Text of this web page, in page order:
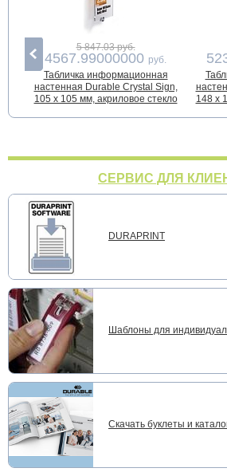
5 847.03 руб.
4567.99000000 руб.
Табличка информационная
настенная Durable Crystal Sign,
105 x 105 мм, акриловое стекло
148 x
СЕРВИС ДЛЯ
DURAPRINT
Шаблоны для
Скачать буклеты и